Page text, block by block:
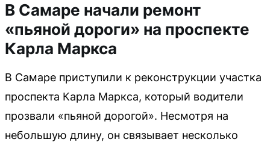
В Самаре начали ремонт
«пьяной дороги» на проспекте
Карла Маркса
В Самаре приступили к реконструкции участка
проспекта Карла Маркса, который водители
прозвали «пьяной дорогой». Несмотря на
небольшую длину, он связывает несколько